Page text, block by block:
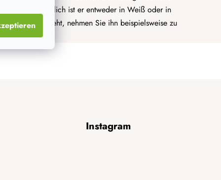
stabil. Erhältlich ist er entweder in Weiß oder in
in der Ecke steht, nehmen Sie ihn beispielsweise zu
mit.
Instagram